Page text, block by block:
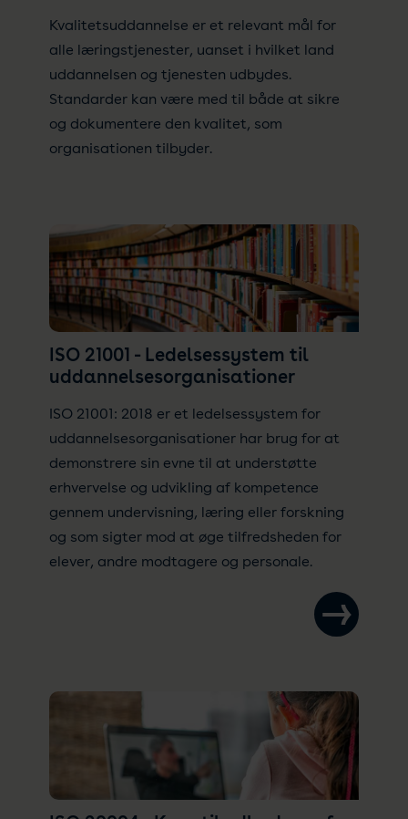
Kvalitetsuddannelse er et relevant mål for
alle læringstjenester, uanset i hvilket land
uddannelsen og tjenesten udbydes.
Standarder kan være med til både at sikre
og dokumentere den kvalitet, som
organisationen tilbyder.
ISO 21001 - Ledelsessystem til
uddannelsesorganisationer
ISO 21001: 2018 er et ledelsessystem for
uddannelsesorganisationer har brug for at
demonstrere sin evne til at understøtte
erhvervelse og udvikling af kompetence
gennem undervisning, læring eller forskning
og som sigter mod at øge tilfredsheden for
elever, andre modtagere og personale.